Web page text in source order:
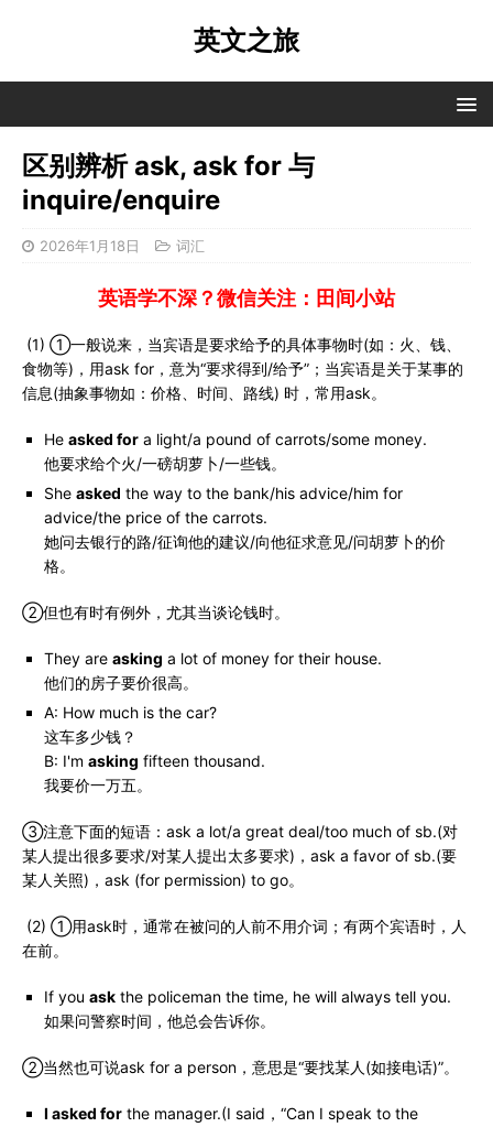
英文之旅
区别辨析 ask, ask for 与
inquire/enquire
2026年1月18日 词汇
英语学不深？微信关注：田间小站
(1) ①一般说来，当宾语是要求给予的具体事物时(如：火、钱、
食物等)，用ask for，意为“要求得到/给予”；当宾语是关于某事的
信息(抽象事物如：价格、时间、路线) 时，常用ask。
He asked for a light/a pound of carrots/some money.
他要求给个火/一磅胡萝卜/一些钱。
She asked the way to the bank/his advice/him for
advice/the price of the carrots.
她问去银行的路/征询他的建议/向他征求意见/问胡萝卜的价
格。
②但也有时有例外，尤其当谈论钱时。
They are asking a lot of money for their house.
他们的房子要价很高。
A: How much is the car?
这车多少钱？
B: I'm asking fifteen thousand.
我要价一万五。
③注意下面的短语：ask a lot/a great deal/too much of sb.(对
某人提出很多要求/对某人提出太多要求)，ask a favor of sb.(要
某人关照)，ask (for permission) to go。
(2) ①用ask时，通常在被问的人前不用介词；有两个宾语时，人
在前。
If you ask the policeman the time, he will always tell you.
如果问警察时间，他总会告诉你。
②当然也可说ask for a person，意思是“要找某人(如接电话)”。
I asked for the manager.(I said，“Can I speak to the